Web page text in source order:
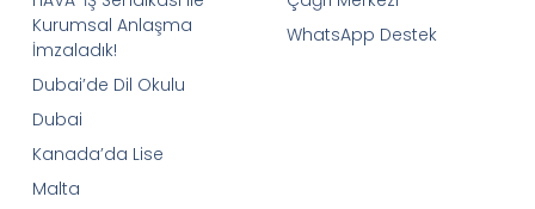
Kurumsal Anlaşma
İmzaladık!
Dubai’de Dil Okulu
Dubai
Kanada’da Lise
Malta
WhatsApp Destek